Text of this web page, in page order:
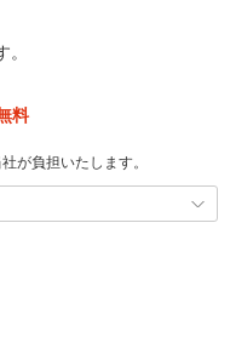
料
が負担いたします。